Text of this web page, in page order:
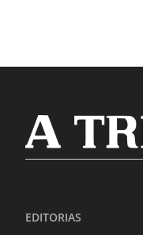
EDITORIAS